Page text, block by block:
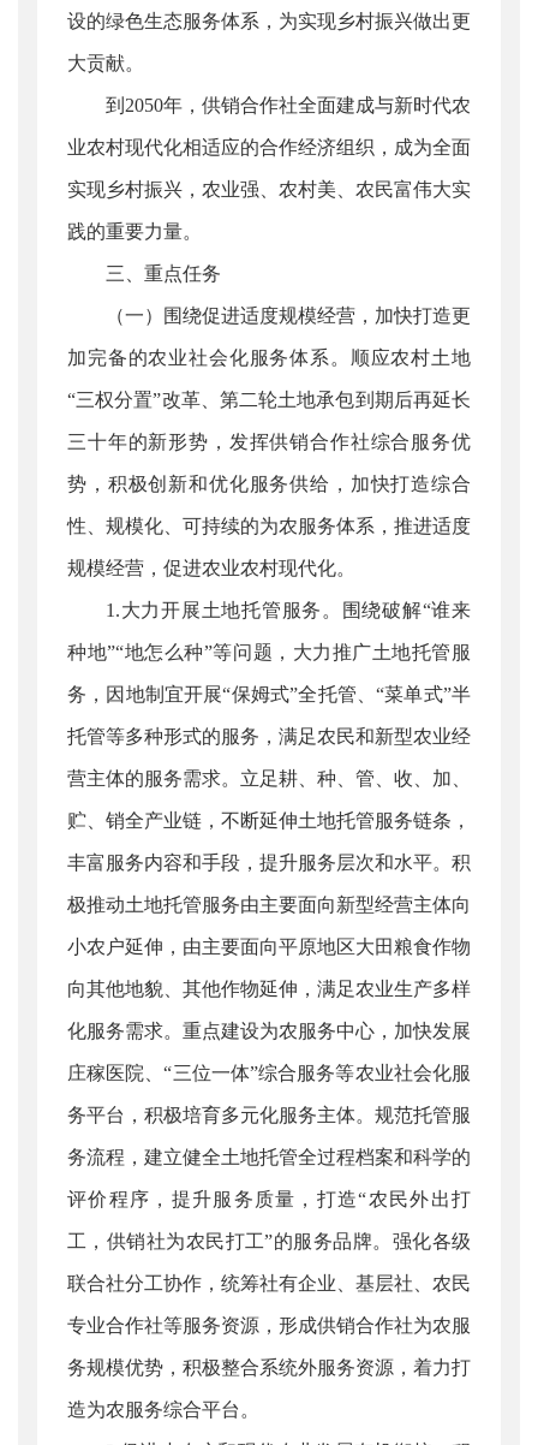
设的绿色生态服务体系，为实现乡村振兴做出更
大贡献。
到2050年，供销合作社全面建成与新时代农
业农村现代化相适应的合作经济组织，成为全面
实现乡村振兴，农业强、农村美、农民富伟大实
践的重要力量。
三、重点任务
（一）围绕促进适度规模经营，加快打造更
加完备的农业社会化服务体系。顺应农村土地
“三权分置”改革、第二轮土地承包到期后再延长
三十年的新形势，发挥供销合作社综合服务优
势，积极创新和优化服务供给，加快打造综合
性、规模化、可持续的为农服务体系，推进适度
规模经营，促进农业农村现代化。
1.大力开展土地托管服务。围绕破解“谁来
种地”“地怎么种”等问题，大力推广土地托管服
务，因地制宜开展“保姆式”全托管、“菜单式”半
托管等多种形式的服务，满足农民和新型农业经
营主体的服务需求。立足耕、种、管、收、加、
贮、销全产业链，不断延伸土地托管服务链条，
丰富服务内容和手段，提升服务层次和水平。积
极推动土地托管服务由主要面向新型经营主体向
小农户延伸，由主要面向平原地区大田粮食作物
向其他地貌、其他作物延伸，满足农业生产多样
化服务需求。重点建设为农服务中心，加快发展
庄稼医院、“三位一体”综合服务等农业社会化服
务平台，积极培育多元化服务主体。规范托管服
务流程，建立健全土地托管全过程档案和科学的
评价程序，提升服务质量，打造“农民外出打
工，供销社为农民打工”的服务品牌。强化各级
联合社分工协作，统筹社有企业、基层社、农民
专业合作社等服务资源，形成供销合作社为农服
务规模优势，积极整合系统外服务资源，着力打
造为农服务综合平台。